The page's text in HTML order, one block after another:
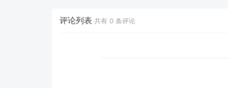
出口电动汽车
评论列表 共有 0 条评论